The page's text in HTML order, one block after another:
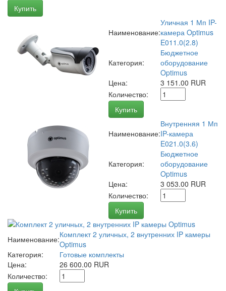
Купить
Наименование:
Уличная 1 Мп IP-
камера Optimus
E011.0(2.8)
Категория:
Бюджетное
оборудование
Optimus
Цена:
3 151.00 RUR
Количество:
Купить
Наименование:
Внутренняя 1 Мп
IP-камера
E021.0(3.6)
Категория:
Бюджетное
оборудование
Optimus
Цена:
3 053.00 RUR
Количество:
Купить
Наименование:Комплект 2 уличных, 2 внутренних IP камеры
Optimus
Категория:
Готовые комплекты
Цена:
26 600.00 RUR
Количество: